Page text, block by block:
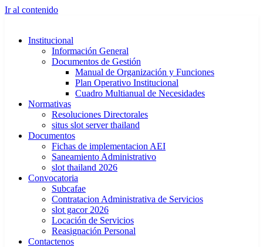
Ir al contenido
Institucional
Información General
Documentos de Gestión
Manual de Organización y Funciones
Plan Operativo Institucional
Cuadro Multianual de Necesidades
Normativas
Resoluciones Directorales
situs slot server thailand
Documentos
Fichas de implementacion AEI
Saneamiento Administrativo
slot thailand 2026
Convocatoria
Subcafae
Contratacion Administrativa de Servicios
slot gacor 2026
Locación de Servicios
Reasignación Personal
Contactenos